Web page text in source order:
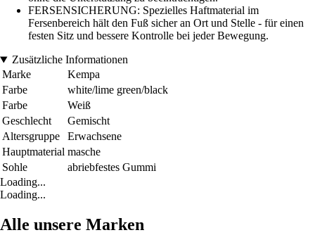
FERSENSICHERUNG: Spezielles Haftmaterial im
Fersenbereich hält den Fuß sicher an Ort und Stelle - für einen
festen Sitz und bessere Kontrolle bei jeder Bewegung.
Zusätzliche Informationen
Marke
Kempa
Farbe
white/lime green/black
Farbe
Weiß
Geschlecht
Gemischt
Altersgruppe
Erwachsene
Hauptmaterial masche
Sohle
abriebfestes Gummi
Loading...
Loading...
Alle unsere Marken